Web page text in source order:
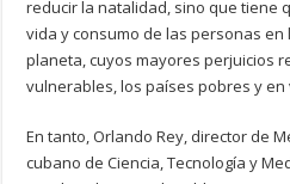
reducir la natalidad, sino que tiene
vida y consumo de las personas
planeta, cuyos mayores perjuicios
vulnerables, los países pobres y
En tanto, Orlando Rey, director de
cubano de Ciencia, Tecnología y